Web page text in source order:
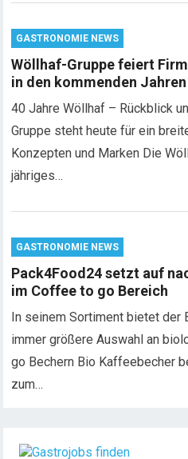
GASTRONOMIE NEWS
Wöllhaf-Gruppe feiert
in den kommenden
40 Jahre Wöllhaf – Rückblick
Gruppe steht heute für ein
Konzepten und Marken Die
jähriges…
GASTRONOMIE NEWS
Pack4Food24 setzt auf
im Coffee to go Bereich
In seinem Sortiment bietet der
immer größere Auswahl an
go Bechern Bio Kaffeebecher
zum…